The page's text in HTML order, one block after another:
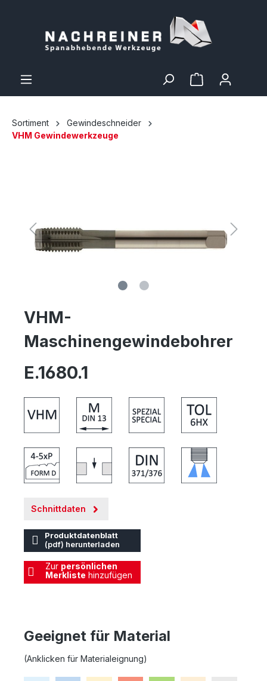
Sortiment
Gewindeschneider
VHM Gewindewerkzeuge
VHM-
Maschinengewindebohrer
E.1680.1
Schnittdaten
Produktdatenblatt
(pdf) herunterladen
Zur persönlichen
Merkliste hinzufügen
Geeignet für Material
(Anklicken für Materialeignung)